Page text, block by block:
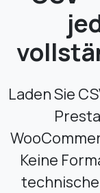
Laden Sie
Keine